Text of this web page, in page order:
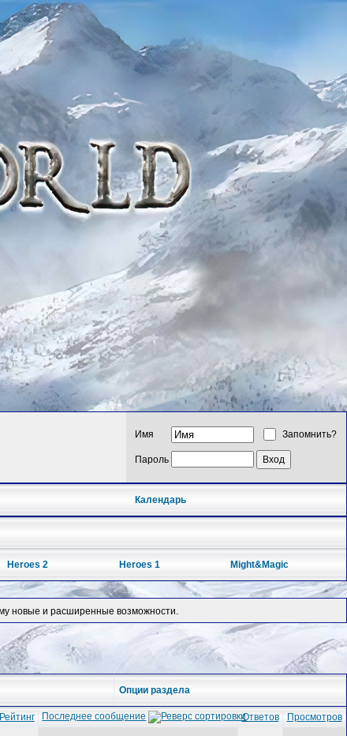
Имя Запомнить?
Пароль
Календарь
Heroes 2 Heroes 1 Might&Magic
новые и расширенные возможности.
Опции раздела
Рейтинг Последнее сообщение Ответов Просмотров